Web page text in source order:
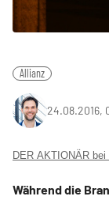
Allianz
24.08.2016,
DER AKTIONÄR
Während die